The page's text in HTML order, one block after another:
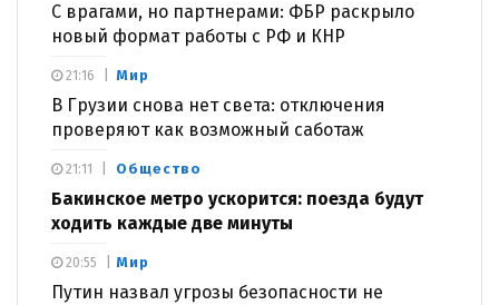
С врагами, но партнерами: ФБР раскрыло
новый формат работы с РФ и КНР
Мир
В Грузии снова нет света: отключения
проверяют как возможный саботаж
21:16
Общество
Бакинское метро ускорится: поезда будут
ходить каждые две минуты
21:11
Мир
Путин назвал угрозы безопасности не
20:55